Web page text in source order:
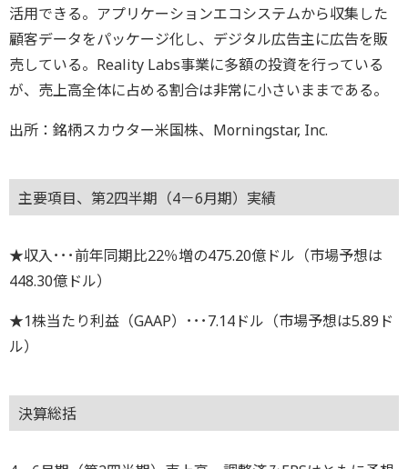
活用できる。アプリケーションエコシステムから収集した
顧客データをパッケージ化し、デジタル広告主に広告を販
売している。Reality Labs事業に多額の投資を行っている
が、売上高全体に占める割合は非常に小さいままである。
出所：銘柄スカウター米国株、Morningstar, Inc.
主要項目、第2四半期（4－6月期）実績
★収入･･･前年同期比22％増の475.20億ドル（市場予想は
448.30億ドル）
★1株当たり利益（GAAP）･･･7.14ドル（市場予想は5.89ド
ル）
決算総括